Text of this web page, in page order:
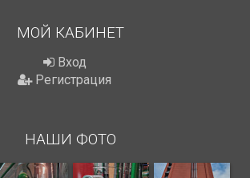
МОЙ КАБИНЕТ
Вход
Регистрация
НАШИ ФОТО